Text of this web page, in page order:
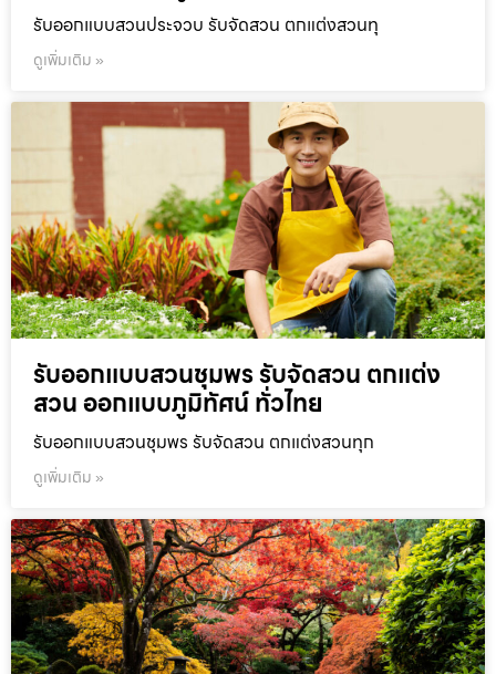
รับออกแบบสวนประจวบ รับจัดสวน ตกแต่งสวนทุ
ดูเพิ่มเติม »
รับออกแบบสวนชุมพร รับจัดสวน ตกแต่ง
สวน ออกแบบภูมิทัศน์ ทั่วไทย
รับออกแบบสวนชุมพร รับจัดสวน ตกแต่งสวนทุก
ดูเพิ่มเติม »